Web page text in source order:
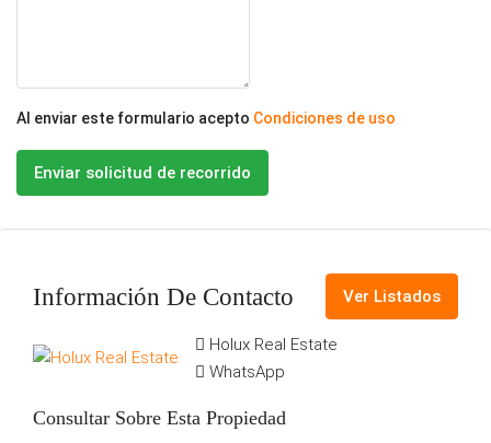
Al enviar este formulario acepto Condiciones de uso
Enviar solicitud de recorrido
Información De Contacto Ver Listados
Holux Real Estate
WhatsApp
Consultar Sobre Esta Propiedad